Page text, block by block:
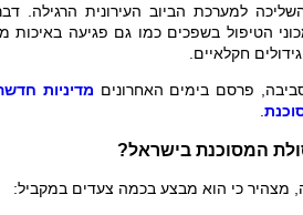
למערכת הביוב העירונית הרגילה.
הטיפול בשפכים כמו גם פגיעה באיכות
חקלאיים.
פרסם בימים האחרונים מדיניות
המסוכנת בישראל?
מצהיר כי הוא מבצע בכמה צעדים במקביל: